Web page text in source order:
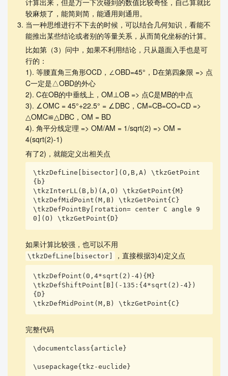
较麻烦了，能简则简，能通用则通用。
当一种思维进行不下去的时候，可以结合几何知识，看能不
能推出某些结论或者别的等量关系，从而简化坐标的计算。
比如第（3）问中，如果不利用结论，只从题面入手也是可
行的：
1). 等腰直角三角形OCD，∠OBD=45°，D在第四象限 => 点
C一定是△OBD的外心
2). C在OB的中垂线上，OM⊥OB => 点C是MB的中点
3). ∠OMC = 45°+22.5° = ∠DBC，CM=CB=CO=CD =>
△OMC≌△DBC，OM = BD
4). 角平分线定理 => OM/AM = 1/sqrt(2) => OM =
4(sqrt(2)-1)
有了2)，就能定义出相关点
\tkzDefLine[bisector](O,B,A) \tkzGetPoint
{b}
\tkzInterLL(B,b)(A,O) \tkzGetPoint{M}
\tkzDefMidPoint(M,B) \tkzGetPoint{C}
\tkzDefPointBy[rotation= center C angle 9
0](O) \tkzGetPoint{D}
如果计算比较强，也可以不用
\tkzDefLine[bisector] ，直接根据3)4)定义点
\tkzDefPoint(0,4*sqrt(2)-4){M}
\tkzDefShiftPoint[B](-135:{4*sqrt(2)-4})
{D}
\tkzDefMidPoint(M,B) \tkzGetPoint{C}
完整代码
\documentclass{article}
\usepackage{tkz-euclide}